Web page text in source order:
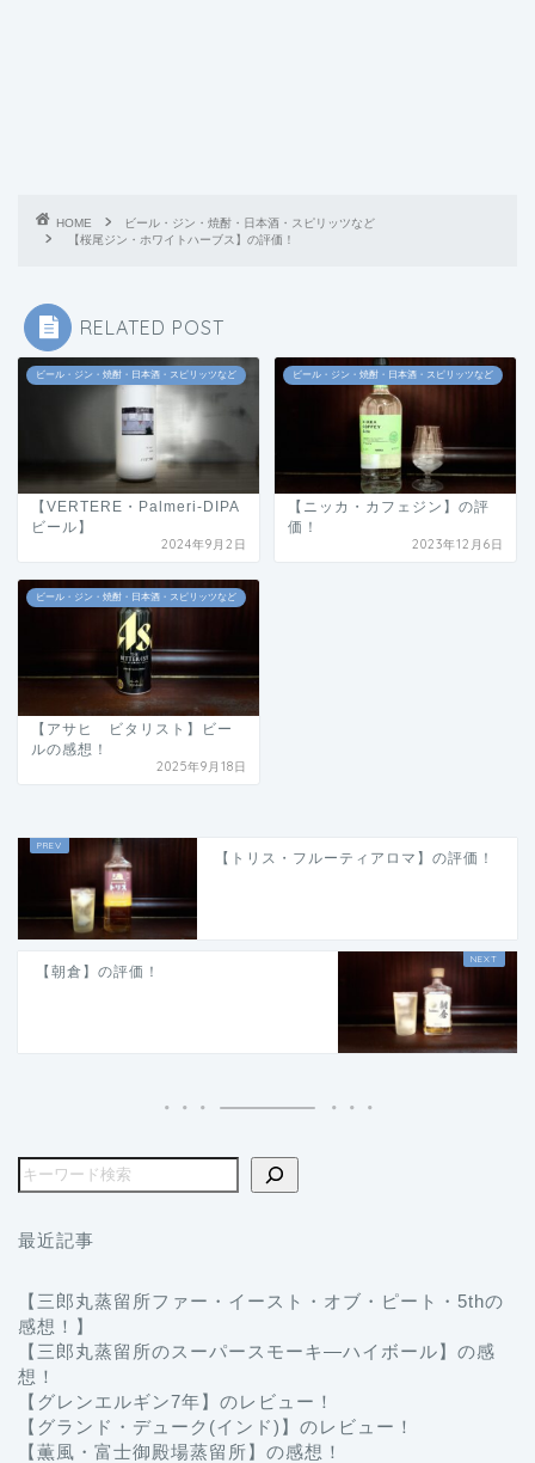
HOME
ビール・ジン・焼酎・日本酒・スピリッツなど
【桜尾ジン・ホワイトハーブス】の評価！
RELATED POST
ビール・ジン・焼酎・日本酒・スピリッツなど
【VERTERE・Palmeri-DIPA
ビール】
2024年9月2日
ビール・ジン・焼酎・日本酒・スピリッツなど
【ニッカ・カフェジン】の評
価！
2023年12月6日
ビール・ジン・焼酎・日本酒・スピリッツなど
【アサヒ ビタリスト】ビー
ルの感想！
2025年9月18日
【トリス・フルーティアロマ】の評価！
【朝倉】の評価！
最近記事
【三郎丸蒸留所ファー・イースト・オブ・ピート・5thの
感想！】
【三郎丸蒸留所のスーパースモーキ―ハイボール】の感
想！
【グレンエルギン7年】のレビュー！
【グランド・デューク(インド)】のレビュー！
【薫風・富士御殿場蒸留所】の感想！